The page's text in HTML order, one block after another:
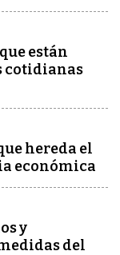
están
cotidianas
hereda el
económica
y
del